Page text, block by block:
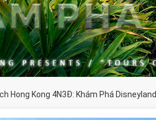
Hong Kong 4N3Đ: Khám Phá Disneyland